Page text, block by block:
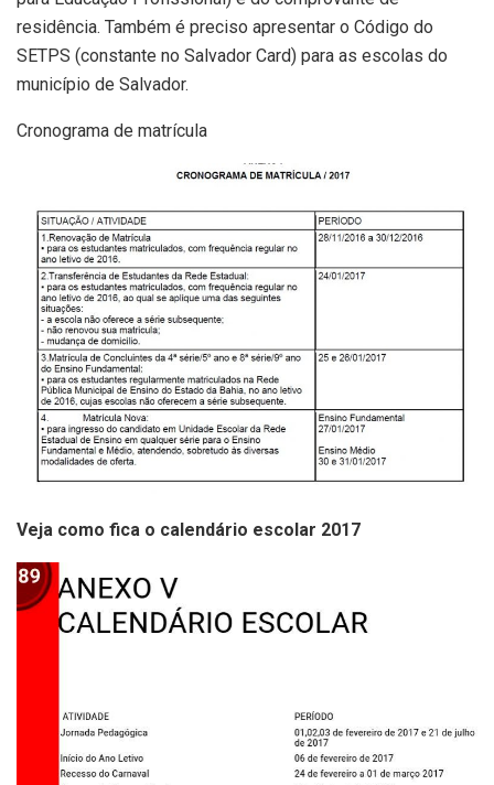
residência. Também é preciso apresentar o Código do
SETPS (constante no Salvador Card) para as escolas do
município de Salvador.
Cronograma de matrícula
Veja como fica o calendário escolar 2017